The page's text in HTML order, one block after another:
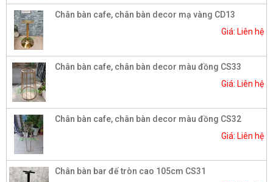
Chân bàn cafe, chân bàn decor mạ vàng CD13
Giá: Liên hệ
Chân bàn cafe, chân bàn decor màu đồng CS33
Giá: Liên hệ
Chân bàn cafe, chân bàn decor màu đồng CS32
Giá: Liên hệ
Chân bàn bar đế tròn cao 105cm CS31